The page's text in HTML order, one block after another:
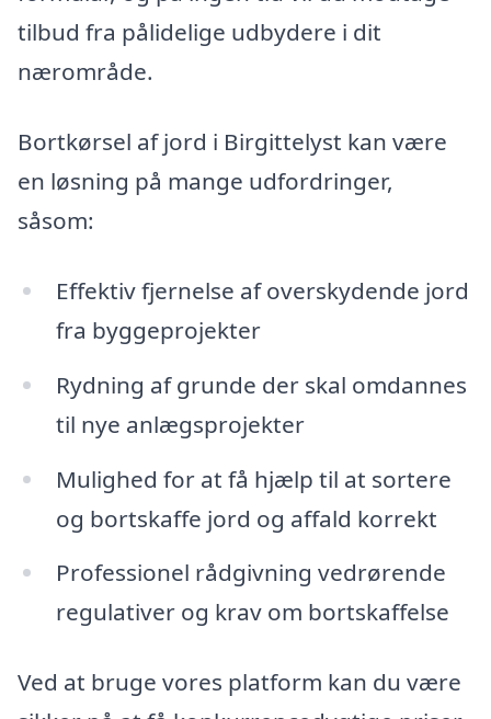
tilbud fra pålidelige udbydere i dit
nærområde.
Bortkørsel af jord i Birgittelyst kan være
en løsning på mange udfordringer,
såsom:
Effektiv fjernelse af overskydende jord
fra byggeprojekter
Rydning af grunde der skal omdannes
til nye anlægsprojekter
Mulighed for at få hjælp til at sortere
og bortskaffe jord og affald korrekt
Professionel rådgivning vedrørende
regulativer og krav om bortskaffelse
Ved at bruge vores platform kan du være